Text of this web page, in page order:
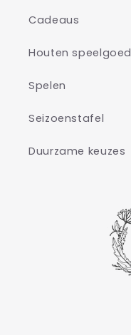
Cadeaus
Houten speelgoed
Spelen
Seizoenstafel
Duurzame keuzes